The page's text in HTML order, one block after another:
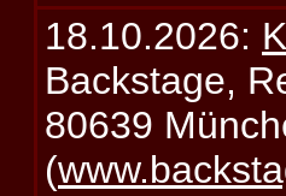
18.10.2026:
Backstage,
80639
(